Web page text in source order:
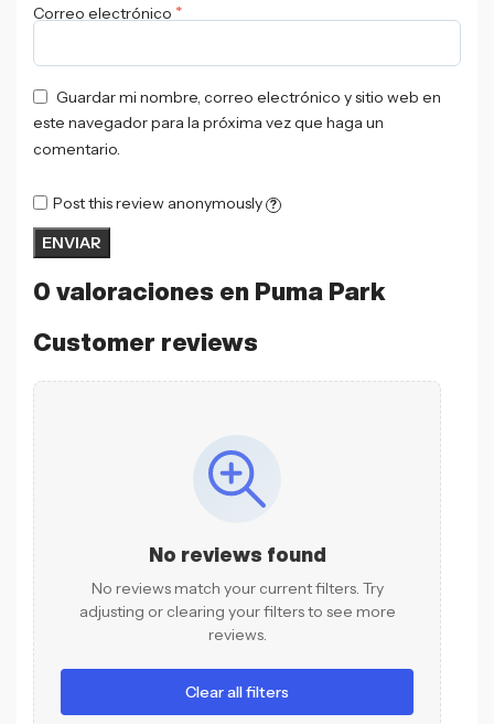
0 valoraciones en Puma Park
Customer reviews
No reviews found
No reviews match your current filters. Try
adjusting or clearing your filters to see more
reviews.
Clear all filters
Correo electrónico *
Guardar mi nombre, correo electrónico y sitio web en
este navegador para la próxima vez que haga un
comentario.
Post this review anonymously ?